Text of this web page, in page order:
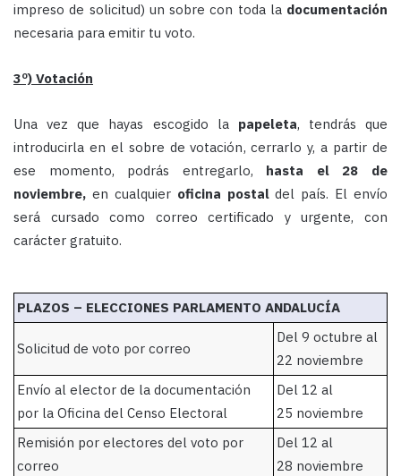
impreso de solicitud) un sobre con toda la documentación
necesaria para emitir tu voto.
3º) Votación
Una vez que hayas escogido la papeleta, tendrás que
introducirla en el sobre de votación, cerrarlo y, a partir de
ese momento, podrás entregarlo, hasta el 28 de
noviembre, en cualquier oficina postaldel país. El envío
será cursado como correo certificado y urgente, con
carácter gratuito.
PLAZOS – ELECCIONES PARLAMENTO ANDALUCÍA
Solicitud de voto por correo
Del 9 octubre al
22 noviembre
Envío al elector de la documentación
por la Oficina del Censo Electoral
Del 12 al
25 noviembre
Remisión por electores del voto por
correo
Del 12 al
28 noviembre